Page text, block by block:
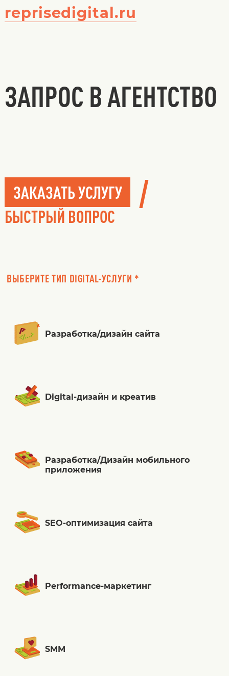
reprisedigital.ru
ЗАПРОС В АГЕНТСТВО
ЗАКАЗАТЬ УСЛУГУ /
БЫСТРЫЙ ВОПРОС
ВЫБЕРИТЕ ТИП DIGITAL-УСЛУГИ *
Разработка/дизайн сайта
Digital-дизайн и креатив
Разработка/Дизайн мобильного
приложения
SEO-оптимизация сайта
Performance-маркетинг
SMM